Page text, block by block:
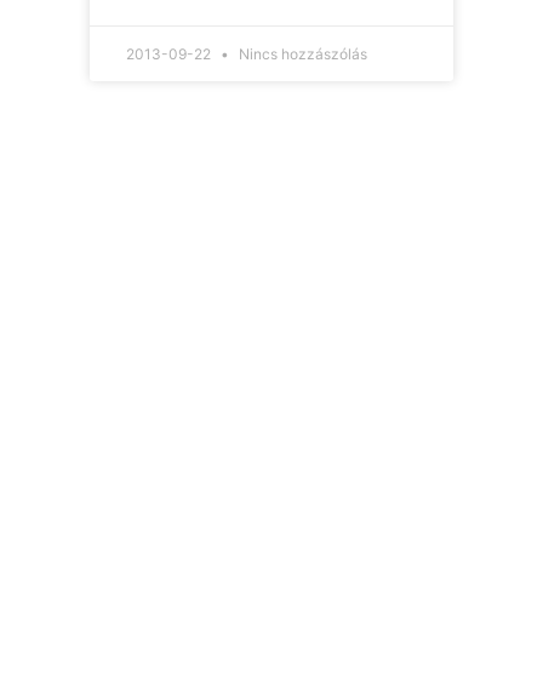
2013-09-22 Nincs hozzászólás